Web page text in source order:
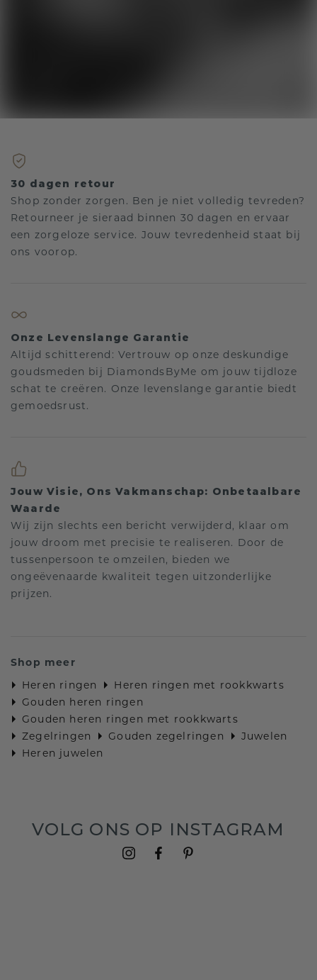
30 dagen retour
Shop zonder zorgen. Ben je niet volledig tevreden?
Retourneer je sieraad binnen 30 dagen en ervaar
een zorgeloze service. Jouw tevredenheid staat bij
ons voorop.
Onze Levenslange Garantie
Altijd schitterend: Vertrouw op onze deskundige
goudsmeden bij DiamondsByMe om jouw tijdloze
schat te creëren. Onze levenslange garantie biedt
gemoedsrust.
Jouw Visie, Ons Vakmanschap: Onbetaalbare
Waarde
Wij zijn slechts een bericht verwijderd, klaar om
jouw droom met precisie te realiseren. Door de
tussenpersoon te omzeilen, bieden we
ongeëvenaarde kwaliteit tegen uitzonderlijke
prijzen.
Shop meer
Heren ringen
Heren ringen met rookkwarts
Gouden heren ringen
Gouden heren ringen met rookkwarts
Zegelringen
Gouden zegelringen
Juwelen
Heren juwelen
VOLG ONS OP INSTAGRAM